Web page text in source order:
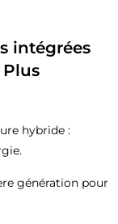
intégrées
hybride :
génération pour